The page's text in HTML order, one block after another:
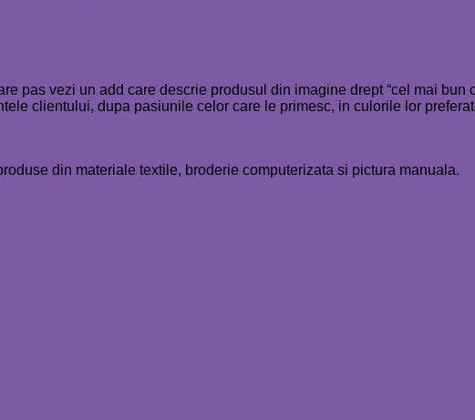
pas vezi un add care descrie produsul din imagine drept “cel mai bun
clientului, dupa pasiunile celor care le primesc, in culorile lor
din materiale textile, broderie computerizata si pictura manuala.